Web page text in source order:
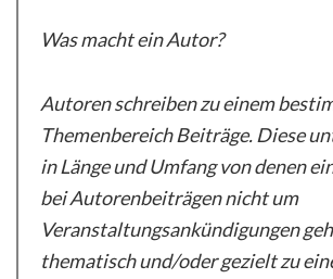
Was macht ein Autor?
Autoren schreiben zu einem
Themenbereich Beiträge. Diese
in Länge und Umfang von denen
bei Autorenbeiträgen nicht um
Veranstaltungsankündigungen
thematisch und/oder gezielt zu